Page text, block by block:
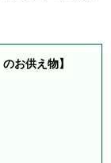
お供え物】